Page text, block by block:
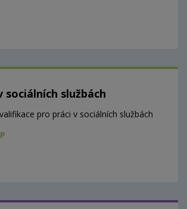
sociálních službách
pro práci v sociálních službách